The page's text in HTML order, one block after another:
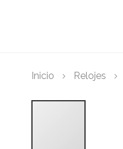
Inicio Relojes
Saltar